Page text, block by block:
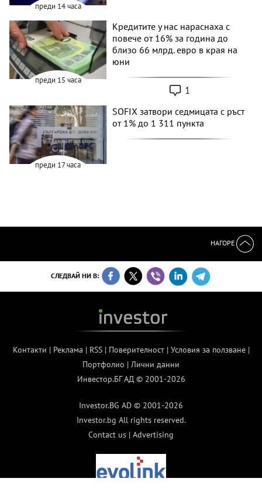
преди 14 часа
преди 15 часа
Кредитите у нас нараснаха с
повече от 16% за година до
близо 66 млрд. евро в края на
юни
1
преди 17 часа
SOFIX затвори седмицата с ръст
от 1% до 1 311 пункта
НАГОРЕ
СЛЕДВАЙ НИ В:
Контакти | Реклама | RSS| Поверителност| Условия за ползване|
Портфолио | Лични данни
Инвестор.БГ АД © 2001-2026
Investor.BG AD © 2001-2026
Investor.bg All rights reserved.
Contact us | Advertising